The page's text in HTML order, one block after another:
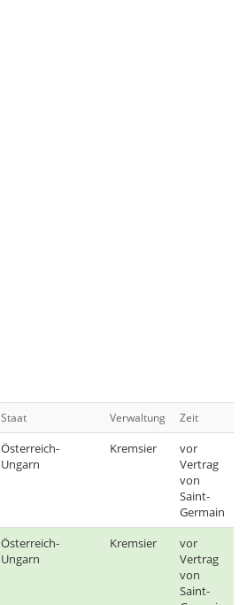
Staat Verwaltung Zeit
Österreich-
Ungarn
Kremsier
vor
Vertrag
von
Saint-
Germain
Österreich-
Ungarn
Kremsier
vor
Vertrag
von
Saint-